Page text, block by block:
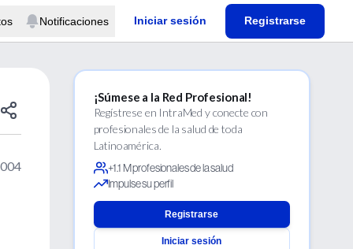
Notificaciones Iniciar sesión Registrarse
¡Súmese a la Red Profesional!
Regístrese en IntraMed y conecte con
profesionales de la salud de toda
Latinoamérica.
+1.1 M profesionales de la salud
Impulse su perfil
Registrarse
Iniciar sesión